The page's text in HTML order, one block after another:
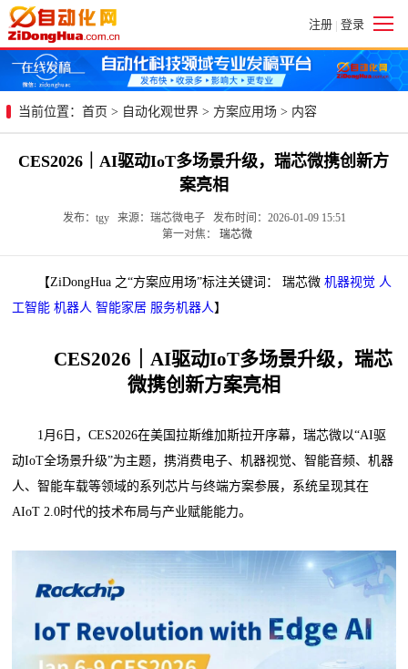
注册 | 登录
当前位置： 首页 > 自动化观世界 > 方案应用场 > 内容
CES2026｜AI驱动IoT多场景升级，瑞芯微携创新方
案亮相
发布：tgy 来源：瑞芯微电子 发布时间：2026-01-09 15:51
第一对焦： 瑞芯微
【ZiDongHua 之“方案应用场”标注关键词： 瑞芯微机器视觉 人
工智能 机器人 智能家居 服务机器人 】
CES2026｜AI驱动IoT多场景升级，瑞芯
微携创新方案亮相
1月6日，CES2026在美国拉斯维加斯拉开序幕，瑞芯微以“AI驱
动IoT全场景升级”为主题，携消费电子、机器视觉、智能音频、机器
人、智能车载等领域的系列芯片与终端方案参展，系统呈现其在
AIoT 2.0时代的技术布局与产业赋能能力。